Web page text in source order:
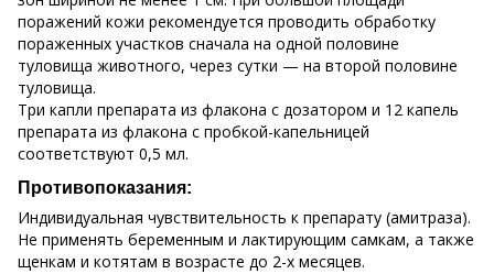
поражений кожи рекомендуется проводить обработку
пораженных участков сначала на одной половине
туловища животного, через сутки — на второй половине
туловища.
Три капли препарата из флакона с дозатором и 12 капель
препарата из флакона с пробкой-капельницей
соответствуют 0,5 мл.
Противопоказания:
Индивидуальная чувствительность к препарату (амитраза).
Не применять беременным и лактирующим самкам, а также
щенкам и котятам в возрасте до 2-х месяцев.